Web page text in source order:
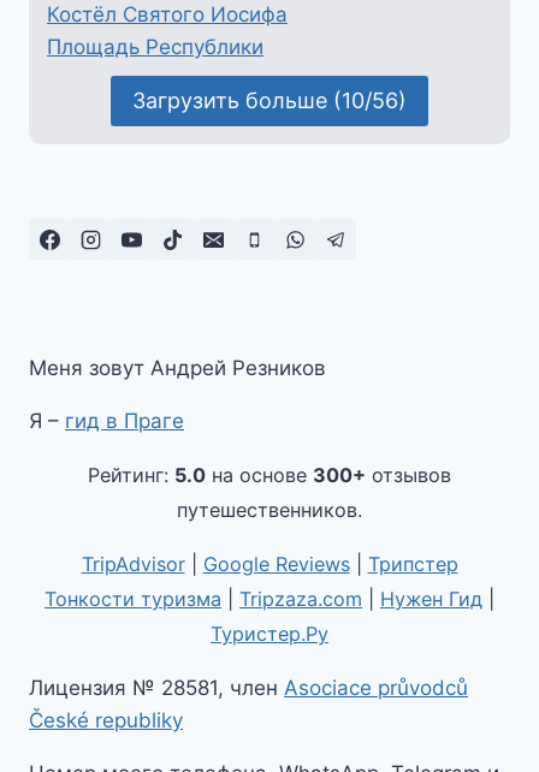
Костёл Святого Иосифа
Площадь Республики
Загрузить больше (10/56)
Меня зовут Андрей Резников
Я – гид в Праге
Рейтинг: 5.0 на основе 300+ отзывов
путешественников.
TripAdvisor| Google Reviews| Трипстер
Тонкости туризма
Tripzaza.com Нужен Гид
Туристер.Ру
Лицензия № 28581, член Asociace průvodců
České republiky